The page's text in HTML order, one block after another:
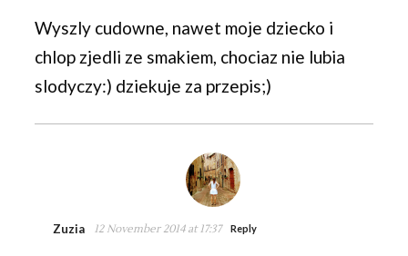
Wyszly cudowne, nawet moje dziecko i
chlop zjedli ze smakiem, chociaz nie lubia
slodyczy:) dziekuje za przepis;)
Zuzia 12 November 2014 at 17:37 Reply